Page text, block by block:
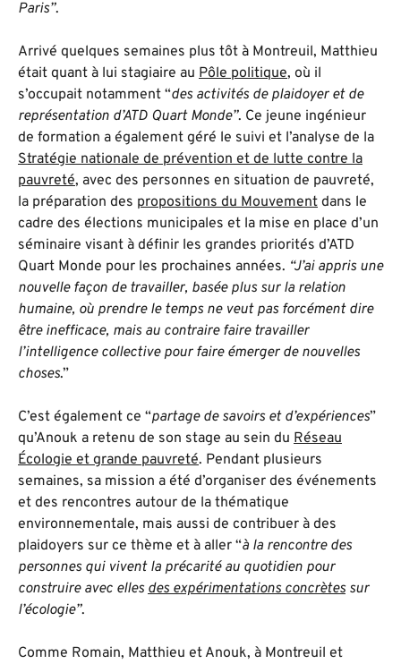
Paris”.
Arrivé quelques semaines plus tôt à Montreuil, Matthieu
était quant à lui stagiaire au Pôle politique, où il
s’occupait notamment “des activités de plaidoyer et de
représentation d’ATD Quart Monde”. Ce jeune ingénieur
de formation a également géré le suivi et l’analyse de la
Stratégie nationale de prévention et de lutte contre la
pauvreté, avec des personnes en situation de pauvreté,
la préparation des propositions du Mouvement dans le
cadre des élections municipales et la mise en place d’un
séminaire visant à définir les grandes priorités d’ATD
Quart Monde pour les prochaines années. “J’ai appris une
nouvelle façon de travailler, basée plus sur la relation
humaine, où prendre le temps ne veut pas forcément dire
être inefficace, mais au contraire faire travailler
l’intelligence collective pour faire émerger de nouvelles
choses.”
C’est également ce “partage de savoirs et d’expériences”
qu’Anouk a retenu de son stage au sein du Réseau
Écologie et grande pauvreté. Pendant plusieurs
semaines, sa mission a été d’organiser des événements
et des rencontres autour de la thématique
environnementale, mais aussi de contribuer à des
plaidoyers sur ce thème et à aller “à la rencontre des
personnes qui vivent la précarité au quotidien pour
construire avec elles des expérimentations concrètessur
l’écologie”.
Comme Romain, Matthieu et Anouk, à Montreuil et